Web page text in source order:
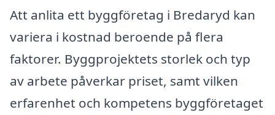
Att anlita ett byggföretag i Bredaryd kan
variera i kostnad beroende på flera
faktorer. Byggprojektets storlek och typ
av arbete påverkar priset, samt vilken
erfarenhet och kompetens byggföretaget